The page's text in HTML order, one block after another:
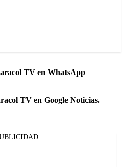
TV en WhatsApp
TV en Google Noticias.